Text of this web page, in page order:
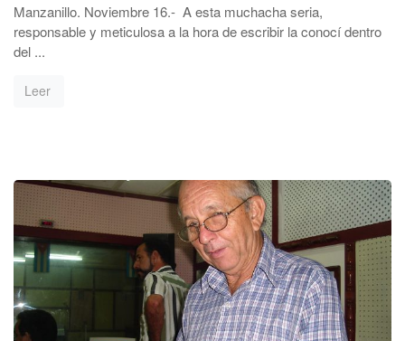
Manzanillo. Noviembre 16.- A esta muchacha seria,
responsable y meticulosa a la hora de escribir la conocí dentro
del ...
Leer